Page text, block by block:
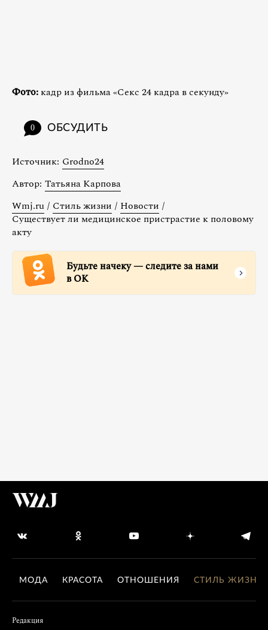
Фото: кадр из фильма «Секс 24 кадра в секунду»
0 ОБСУДИТЬ
Источник: Grodno24
Автор: Татьяна Карпова
Wmj.ru / Стиль жизни / Новости /
Существует ли медицинское пристрастие к половому
акту
Будьте начеку — следите за нами
в ОК
МОДА КРАСОТА ОТНОШЕНИЯ СТИЛЬ ЖИЗНИ
Редакция